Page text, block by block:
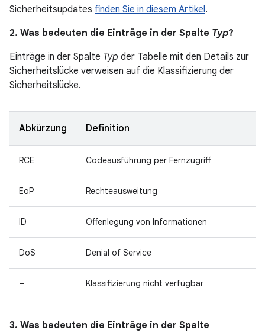
Sicherheitsupdates finden Sie in diesem Artikel.
2. Was bedeuten die Einträge in der Spalte Typ?
Einträge in der Spalte Typ der Tabelle mit den Details zur
Sicherheitslücke verweisen auf die Klassifizierung der
Sicherheitslücke.
Abkürzung Definition
RCE Codeausführung per Fernzugriff
EoP Rechteausweitung
ID Offenlegung von Informationen
DoS Denial of Service
– Klassifizierung nicht verfügbar
3. Was bedeuten die Einträge in der Spalte